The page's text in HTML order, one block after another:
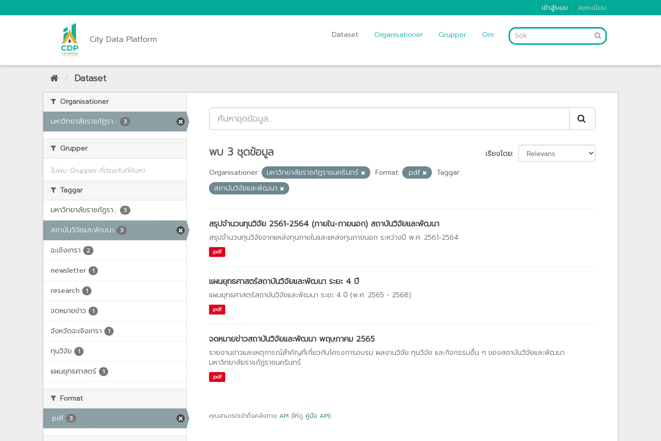
เข้าสู่ระบบ ลงทะเบียน
City Data Platform Dataset Organisationer Grupper Om
Dataset
Organisationer
มหาวิทยาลัยราชภัฏรา...
3
Grupper
ไม่พบ Grupper ที่ตรงกับที่ค้นหา
Taggar
มหาวิทยาลัยราชภัฏรา...
3
สถาบันวิจัยและพัฒนา 3
ฉะเชิงเทรา 2
newsletter 1
research 1
จดหมายข่าว 1
จังหวัดฉะเชิงเทรา 1
ทุนวิจัย 1
แผนยุทธศาสตร์ 1
Format
.pdf
3
เรียงโดย
พบ 3 ชุดข้อมูล
Organisationer: มหาวิทยาลัยราชภัฏราชนครินทร์ Format: .pdf
Taggar:
สถาบันวิจัยและพัฒนา
สรุปจำนวนทุนวิจัย 2561-2564 (ภายใน-ภายนอก) สถาบันวิจัยและพัฒนา
สรุปจำนวนทุนวิจัยจากแหล่งทุนภายในและแหล่งทุนภายนอก ระหว่างปี พ.ศ. 2561-2564
.pdf
แผนยุทธศาสตร์สถาบันวิจัยและพัฒนา ระยะ 4 ปี
แผนยุทธศาสตร์สถาบันวิจัยและพัฒนา ระยะ 4 ปี (พ.ศ. 2565 - 2568)
.pdf
จดหมายข่าวสถาบันวิจัยและพัฒนา พฤษภาคม 2565
รายงานข่าวและเหตุการณ์สำคัญที่เกี่ยวกับโครงการอบรม ผลงานวิจัย ทุนวิจัย และกิจกรรมอื่น ๆ ของสถาบันวิจัยและพัฒนา
มหาวิทยาลัยราชภัฏราชนครินทร์
.pdf
คุณสามารถเข้าถึงคลังทาง API (ให้ดู คู่มือ API).